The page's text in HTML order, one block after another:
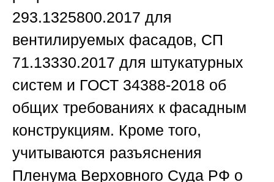
293.1325800.2017 для
вентилируемых фасадов, СП
71.13330.2017 для штукатурных
систем и ГОСТ 34388-2018 об
общих требованиях к фасадным
конструкциям. Кроме того,
учитываются разъяснения
Пленума Верховного Суда РФ о